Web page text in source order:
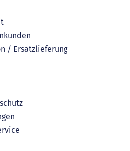
/ Ersatzlieferung